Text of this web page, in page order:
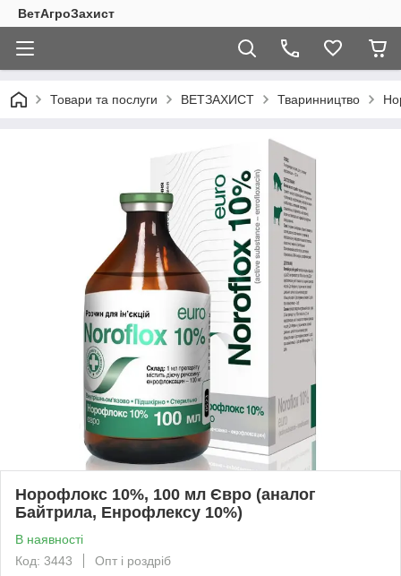
ВетАгроЗахист
Товари та послуги ВЕТЗАХИСТ Тваринництво
Норофлокс 10%, 100 мл Євро (аналог
Байтрила, Енрофлексу 10%)
В наявності
Код: 3443
Опт і роздріб